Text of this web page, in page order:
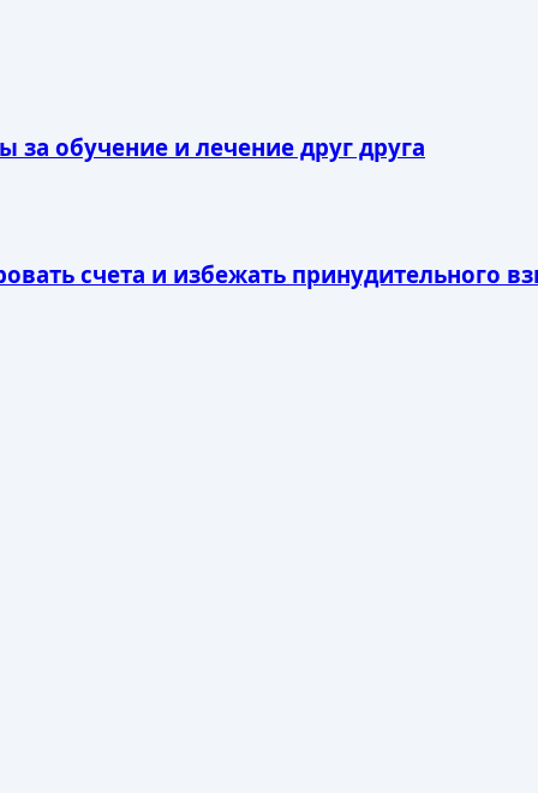
обучение и лечение друг друга
счета и избежать принудительного